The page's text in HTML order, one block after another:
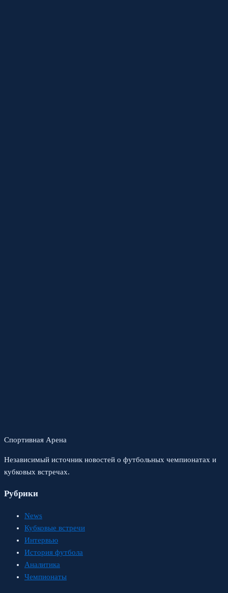
Спортивная Арена
Независимый источник новостей о футбольных чемпионатах и
кубковых встречах.
Рубрики
News
Кубковые встречи
Интервью
История футбола
Аналитика
Чемпионаты